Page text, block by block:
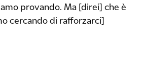
provando. Ma [direi] che è
cercando di rafforzarci]